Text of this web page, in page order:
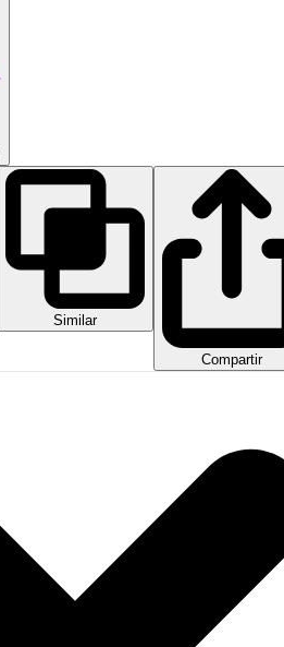
Similar
Compartir